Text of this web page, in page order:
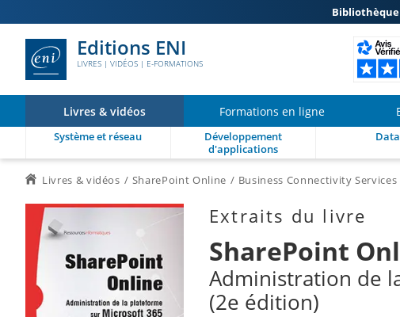
Editions ENI
LIVRES | VIDÉOS | E-FORMATIONS
Livres & vidéos Formations en ligne
Système et réseau
Développement
d'applications
Data
Livres & vidéos SharePoint Online Business Connectivity Services
Extraits du livre
SharePoint
Administration de
(2e édition)